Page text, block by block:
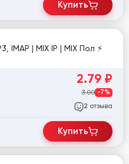
Купить
IMAP | MIX IP | MIX Пол ⚡
2.79 ₽
3.00 -7%
2 отзыва
Купить